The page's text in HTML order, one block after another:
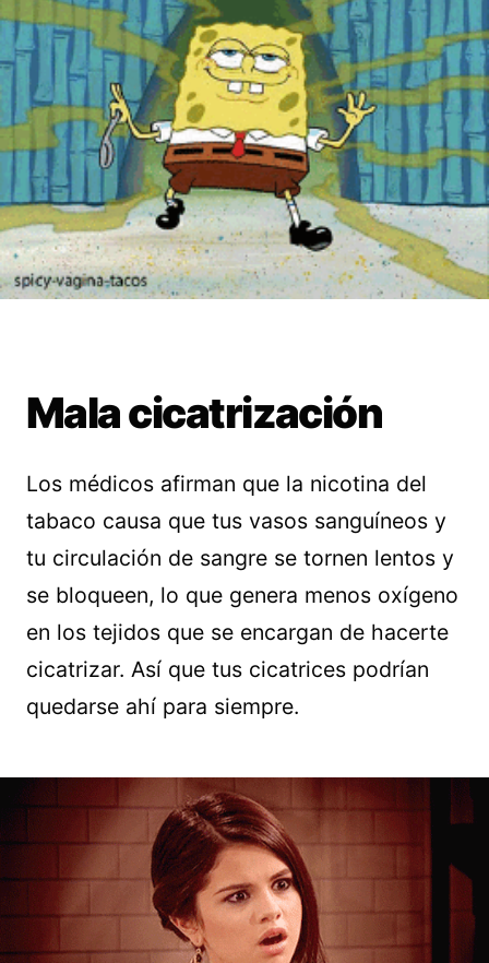
Mala cicatrización
Los médicos afirman que la nicotina del
tabaco causa que tus vasos sanguíneos y
tu circulación de sangre se tornen lentos y
se bloqueen, lo que genera menos oxígeno
en los tejidos que se encargan de hacerte
cicatrizar. Así que tus cicatrices podrían
quedarse ahí para siempre.